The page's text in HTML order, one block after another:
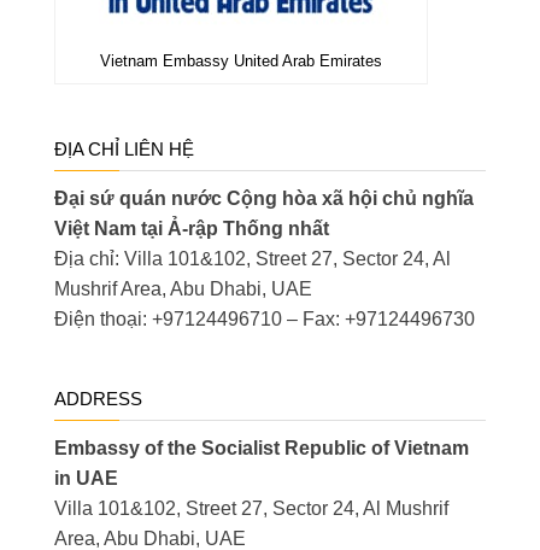
Vietnam Embassy United Arab Emirates
ĐỊA CHỈ LIÊN HỆ
Đại sứ quán nước Cộng hòa xã hội chủ nghĩa
Việt Nam tại Ả-rập Thống nhất
Địa chỉ: Villa 101&102, Street 27, Sector 24, Al
Mushrif Area, Abu Dhabi, UAE
Điện thoại: +97124496710 – Fax: +97124496730
ADDRESS
Embassy of the Socialist Republic of Vietnam
in UAE
Villa 101&102, Street 27, Sector 24, Al Mushrif
Area, Abu Dhabi, UAE